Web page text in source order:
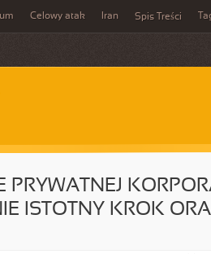
Celowy atak Iran Spis Treści
PRYWATNEJ
ISTOTNY KROK